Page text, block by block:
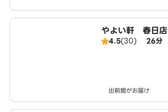
やよい軒 春日店
4.5(30) 26分
出前館がお届け